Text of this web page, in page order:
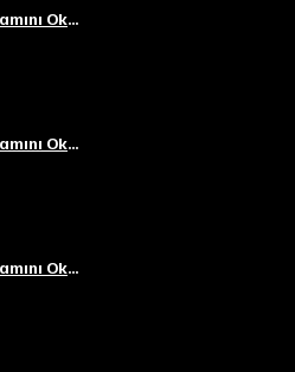
Devamını Oku...
Devamını Oku...
Devamını Oku...